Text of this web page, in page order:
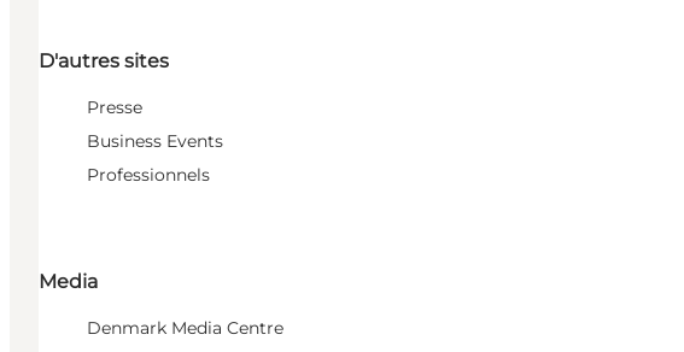
D'autres sites
Presse
Business Events
Professionnels
Media
Denmark Media Centre